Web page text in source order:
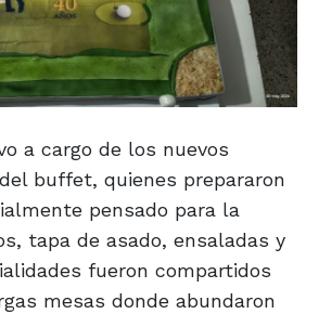
a cargo de los nuevos
buffet, quienes prepararon
pensado para la
tapa de asado, ensaladas y
fueron compartidos
mesas donde abundaron